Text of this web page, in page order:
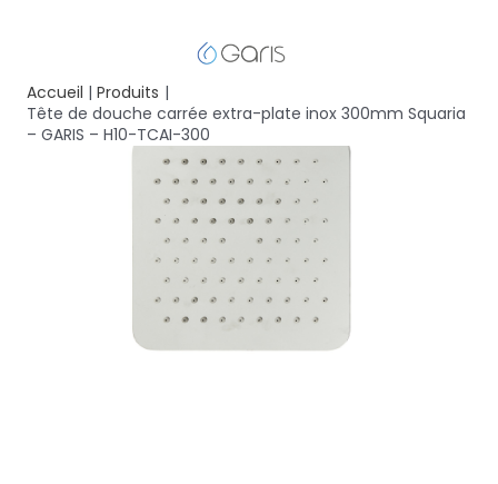
Accueil
Produits
Tête de douche carrée extra-plate inox 300mm Squaria
– GARIS – H10-TCAI-300